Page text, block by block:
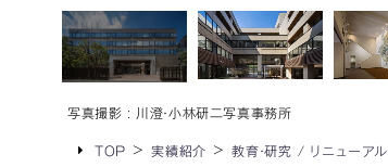
写真撮影 川澄・小林研二写真事務所
TOP 実績紹介 教育・研究 / リニューアル